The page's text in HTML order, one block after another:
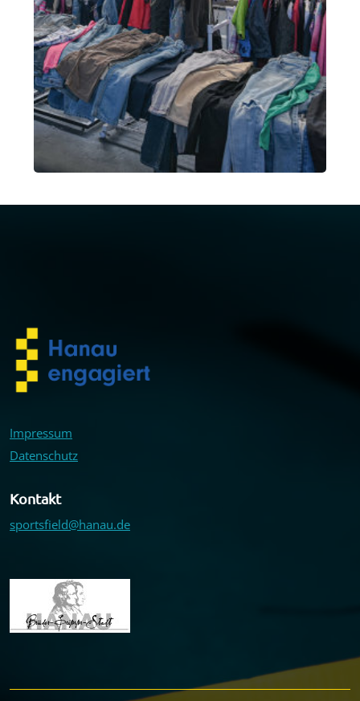
Impressum
Datenschutz
Kontakt
sportsfield@hanau.de